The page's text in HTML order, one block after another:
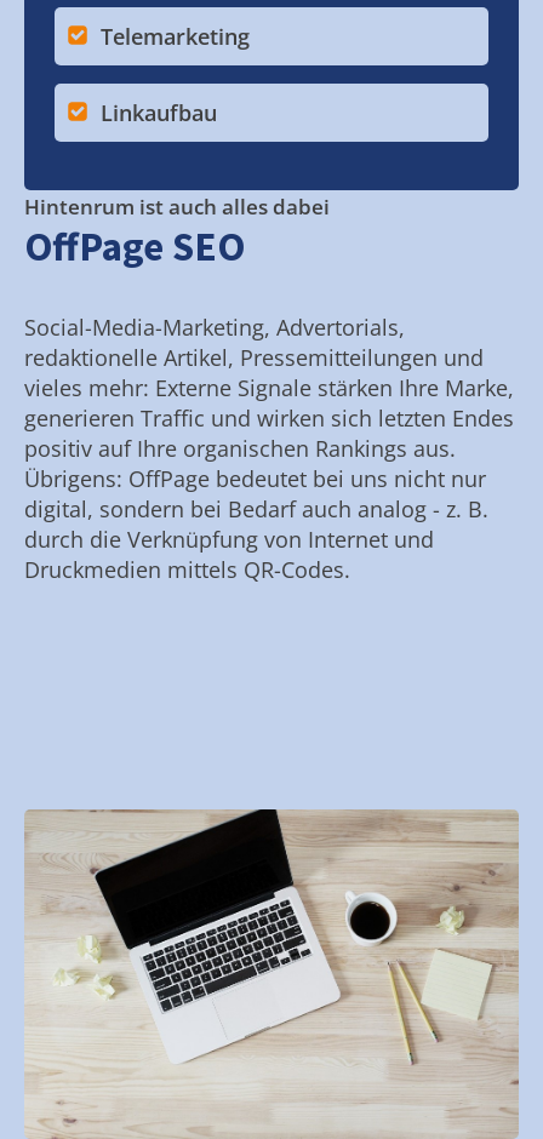
Telemarketing
Linkaufbau
Hintenrum ist auch alles dabei
OffPage SEO
Social-Media-Marketing, Advertorials,
redaktionelle Artikel, Pressemitteilungen und
vieles mehr: Externe Signale stärken Ihre Marke,
generieren Traffic und wirken sich letzten Endes
positiv auf Ihre organischen Rankings aus.
Übrigens: OffPage bedeutet bei uns nicht nur
digital, sondern bei Bedarf auch analog - z. B.
durch die Verknüpfung von Internet und
Druckmedien mittels QR-Codes.